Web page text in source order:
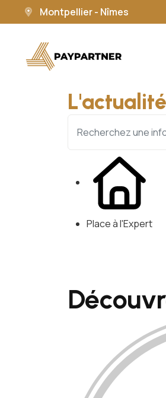
Montpellier - Nîmes
Place à l'Expert